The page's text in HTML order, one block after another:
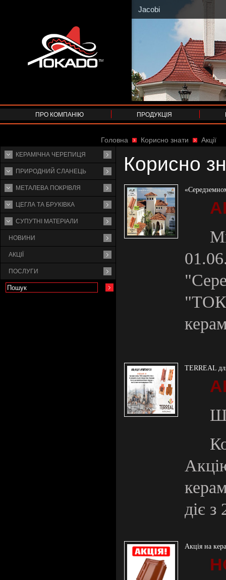
Jacobi
ПРО КОМПАНІЮ ПРОДУКЦІЯ
КЕРАМІЧНА ЧЕРЕПИЦЯ
ПРИРОДНИЙ СЛАНЕЦЬ
МЕТАЛЕВА ПОКРІВЛЯ
ЦЕГЛА ТА БРУКІВКА
СУПУТНI МАТЕРIАЛИ
НОВИНИ
АКЦІЇ
ПОСЛУГИ
Корисно
TERREAL
діє
Акція на
Головна Корисно знати Акції